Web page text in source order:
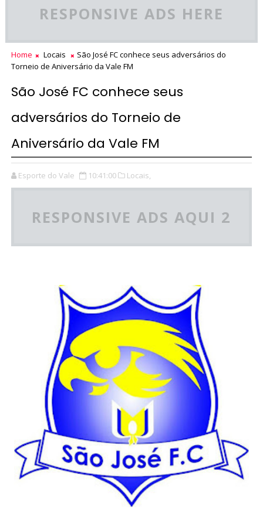
RESPONSIVE ADS HERE
Home Locais
São José FC conhece seus adversários do
Torneio de Aniversário da Vale FM
São José FC conhece seus
adversários do Torneio de
Aniversário da Vale FM
Esporte do Vale 10:41:00 Locais,
RESPONSIVE ADS AQUI 2